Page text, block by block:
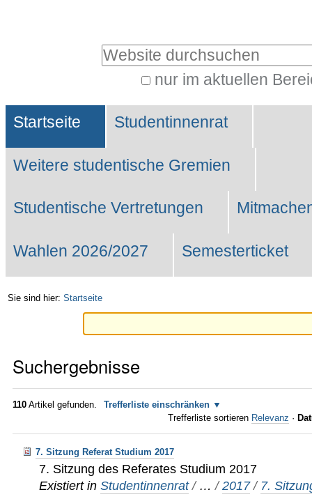
Website durchsuchen
nur im aktuellen
Suche…
Sektionen
Startseite Studentinnenrat
Weitere studentische Gremien
Studentische Vertretungen
Wahlen 2026/2027 Semesterticket
Sie sind hier: Startseite
Suchergebnisse
110 Artikel gefunden.
Trefferliste einschränken
Trefferliste sortieren Relevanz ·
7. Sitzung Referat Studium 2017
7. Sitzung des Referates Studium 2017
Existiert in Studentinnenrat / …/2017 / 7.